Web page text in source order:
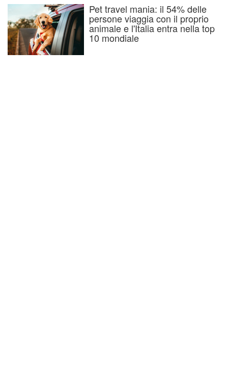
Pet travel mania: il 54% delle
persone viaggia con il proprio
animale e l'Italia entra nella top
10 mondiale